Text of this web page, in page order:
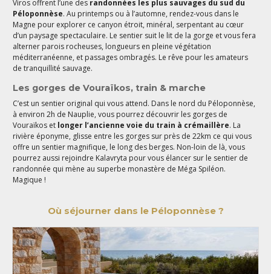
Viros offrent l’une des randonnées les plus sauvages du sud du
Péloponnèse. Au printemps ou à l’automne, rendez-vous dans le
Magne pour explorer ce canyon étroit, minéral, serpentant au cœur
d’un paysage spectaculaire. Le sentier suit le lit de la gorge et vous fera
alterner parois rocheuses, longueurs en pleine végétation
méditerranéenne, et passages ombragés. Le rêve pour les amateurs
de tranquillité sauvage.
Les gorges de Vouraïkos, train & marche
C’est un sentier original qui vous attend. Dans le nord du Péloponnèse,
à environ 2h de Nauplie, vous pourrez découvrir les gorges de
Vouraïkos et longer l’ancienne voie du train à crémaillère. La
rivière éponyme, glisse entre les gorges sur près de 22km ce qui vous
offre un sentier magnifique, le long des berges. Non-loin de là, vous
pourrez aussi rejoindre Kalavryta pour vous élancer sur le sentier de
randonnée qui mène au superbe monastère de Méga Spiléon.
Magique !
Où séjourner dans le Péloponnèse ?